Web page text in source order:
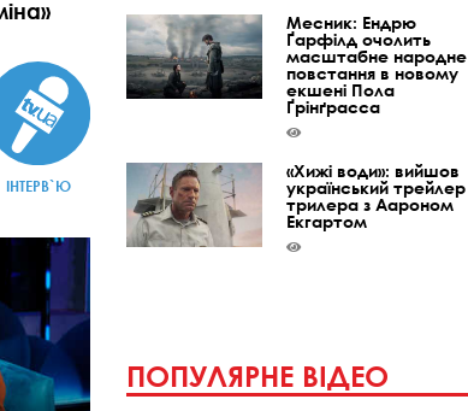
ІНТЕРВ`Ю
Месник: Ендрю
Ґарфілд очолить
масштабне народне
повстання в новому
екшені Пола
Ґрінґрасса
«Хижі води»: вийшов
український трейлер
трилера з Аароном
Екгартом
ПОПУЛЯРНЕ ВІДЕО